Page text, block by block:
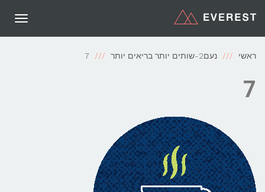
ראשי נעם2-שותים יותר בריאים יותר 7
7